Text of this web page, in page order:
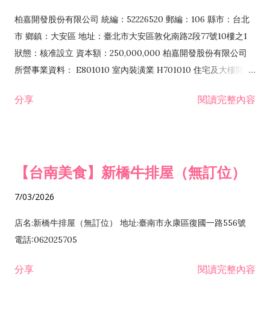
柏嘉開發股份有限公司 統編：52226520 郵編：106 縣市：台北
市 鄉鎮：大安區 地址：臺北市大安區敦化南路2段77號10樓之1
狀態：核准設立 資本額：250,000,000 柏嘉開發股份有限公司
所營事業資料： E801010 室內裝潢業 H701010 住宅及大樓開發
發業 H703090 不動產買賣業 H703100 不動產租賃業 I503010
分享 閱讀完整內容
【台南美食】新橋牛排屋（無訂位）
7/03/2026
店名:新橋牛排屋（無訂位） 地址:臺南市永康區復國一路556號
電話:062025705
分享 閱讀完整內容